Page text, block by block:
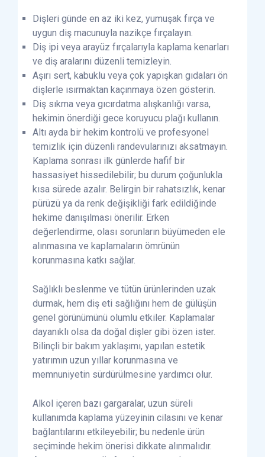
Dişleri günde en az iki kez, yumuşak fırça ve
uygun diş macunuyla nazikçe fırçalayın.
Diş ipi veya arayüz fırçalarıyla kaplama kenarları
ve diş aralarını düzenli temizleyin.
Aşırı sert, kabuklu veya çok yapışkan gıdaları ön
dişlerle ısırmaktan kaçınmaya özen gösterin.
Diş sıkma veya gıcırdatma alışkanlığı varsa,
hekimin önerdiği gece koruyucu plağı kullanın.
Altı ayda bir hekim kontrolü ve profesyonel
temizlik için düzenli randevularınızı aksatmayın.
Kaplama sonrası ilk günlerde hafif bir
hassasiyet hissedilebilir; bu durum çoğunlukla
kısa sürede azalır. Belirgin bir rahatsızlık, kenar
pürüzü ya da renk değişikliği fark edildiğinde
hekime danışılması önerilir. Erken
değerlendirme, olası sorunların büyümeden ele
alınmasına ve kaplamaların ömrünün
korunmasına katkı sağlar.
Sağlıklı beslenme ve tütün ürünlerinden uzak
durmak, hem diş eti sağlığını hem de gülüşün
genel görünümünü olumlu etkiler. Kaplamalar
dayanıklı olsa da doğal dişler gibi özen ister.
Bilinçli bir bakım yaklaşımı, yapılan estetik
yatırımın uzun yıllar korunmasına ve
memnuniyetin sürdürülmesine yardımcı olur.
Alkol içeren bazı gargaralar, uzun süreli
kullanımda kaplama yüzeyinin cilasını ve kenar
bağlantılarını etkileyebilir; bu nedenle ürün
seçiminde hekim önerisi dikkate alınmalıdır.